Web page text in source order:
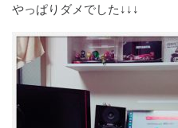
やっぱりダメでした↓↓↓